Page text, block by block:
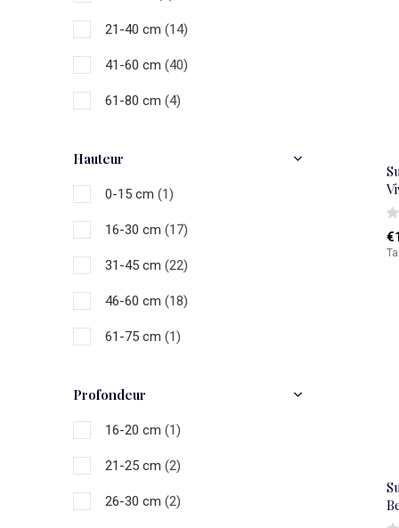
21-40 cm (14)
41-60 cm (40)
61-80 cm (4)
Hauteur
0-15 cm (1)
16-30 cm (17)
31-45 cm (22)
46-60 cm (18)
61-75 cm (1)
Profondeur
16-20 cm (1)
21-25 cm (2)
26-30 cm (2)